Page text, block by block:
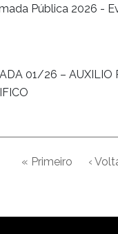
Pública 2026 -
01/26 – AUXILIO
« Primeiro
Primeira
‹